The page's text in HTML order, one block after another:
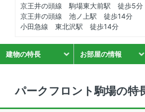
京王井の頭線 駒場東大前駅 徒歩5分
京王井の頭線 池ノ上駅 徒歩14分
小田急線 東北沢駅 徒歩14分
建物の特長 お部屋の情報
パークフロント駒場の特